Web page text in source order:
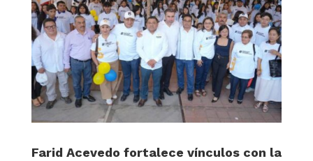
Farid Acevedo fortalece vínculos con la